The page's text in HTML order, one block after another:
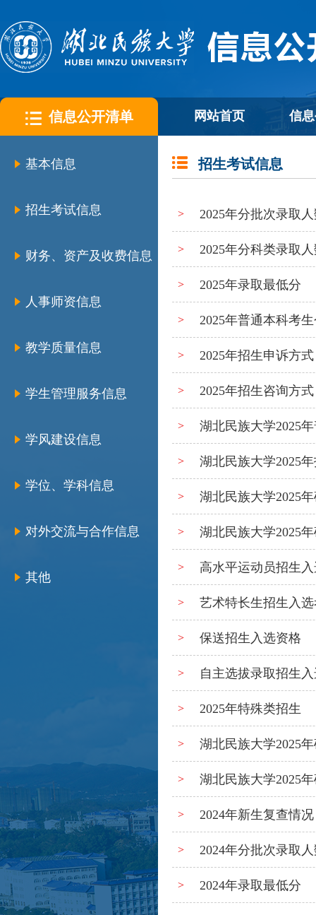
信息公开清单 网站首页 信
基本信息
招生考试信息
财务、资产及收费信息
人事师资信息
教学质量信息
学生管理服务信息
学风建设信息
学位、学科信息
对外交流与合作信息
其他
招生考试信息
> 2025年分批次录取
> 2025年分科类录取
> 2025年录取最低分
> 2025年普通本科考
> 2025年招生申诉方式
> 2025年招生咨询方式
> 湖北民族大学2025
> 湖北民族大学2025
> 湖北民族大学2025
> 湖北民族大学2025
> 高水平运动员招生
> 艺术特长生招生入
> 保送招生入选资格
> 自主选拔录取招生
> 2025年特殊类招生
> 湖北民族大学2025
> 湖北民族大学2025
> 2024年新生复查情况
> 2024年分批次录取
> 2024年录取最低分